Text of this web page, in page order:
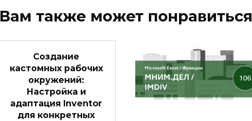
Вам также может понравиться
Создание
кастомных рабочих
окружений:
Настройка и
адаптация Inventor
для конкретных